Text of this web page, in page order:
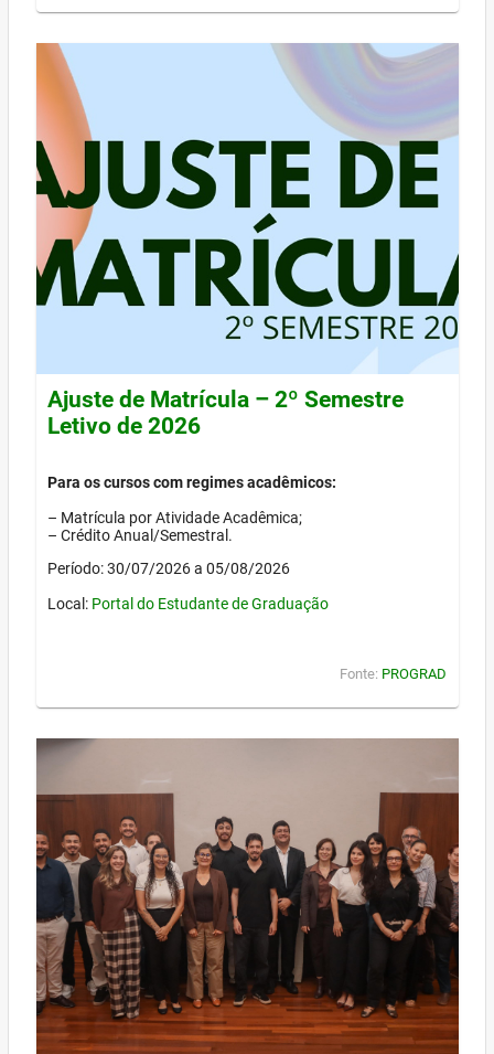
Ajuste de Matrícula – 2º Semestre
Letivo de 2026
Para os cursos com regimes acadêmicos:
– Matrícula por Atividade Acadêmica;
– Crédito Anual/Semestral.
Período: 30/07/2026 a 05/08/2026
Local: Portal do Estudante de Graduação
Fonte: PROGRAD